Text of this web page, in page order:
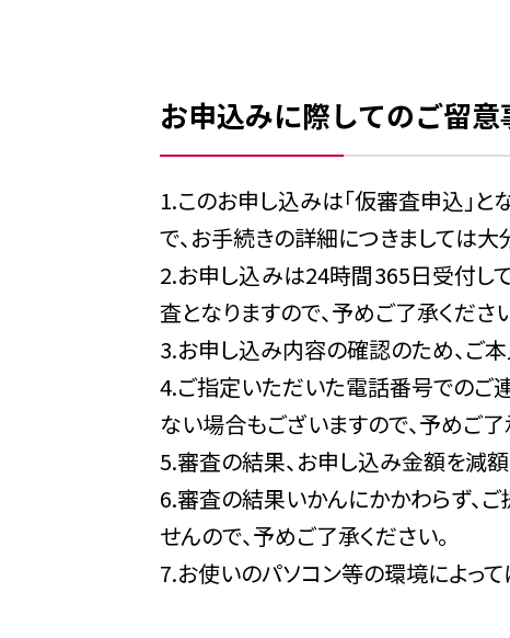
務を適切に遂行するため
（８）申込者との契約や法律等
（10）ダイレクトメールの発送
（11）提携会社等の商品やサー
（12）各種お取引の解約やお取
（13）団体信用生命保険の加入
（14）株式会社ドコモ・ファイナ
施するにあたり、必要な情報を
（15）債権譲渡先が債権管理等
（16）その他、申込者とのお取
なお、当金庫は、特定の個人情
用いたしません。
〇信用金庫法施行規則第110条
お申込みに際してのご留意
1.このお申し込みは｢仮審査申込｣と
で、お手続きの詳細につきましては
2.お申し込みは24時間365日受付し
査となりますので、予めご了承くださ
3.お申し込み内容の確認のため、ご
4.ご指定いただいた電話番号でのご
ない場合もございますので、予めご了
5.審査の結果、お申し込み金額を減
6.審査の結果いかんにかかわらず、
せんので、予めご了承ください。
7.お使いのパソコン等の環境によっ